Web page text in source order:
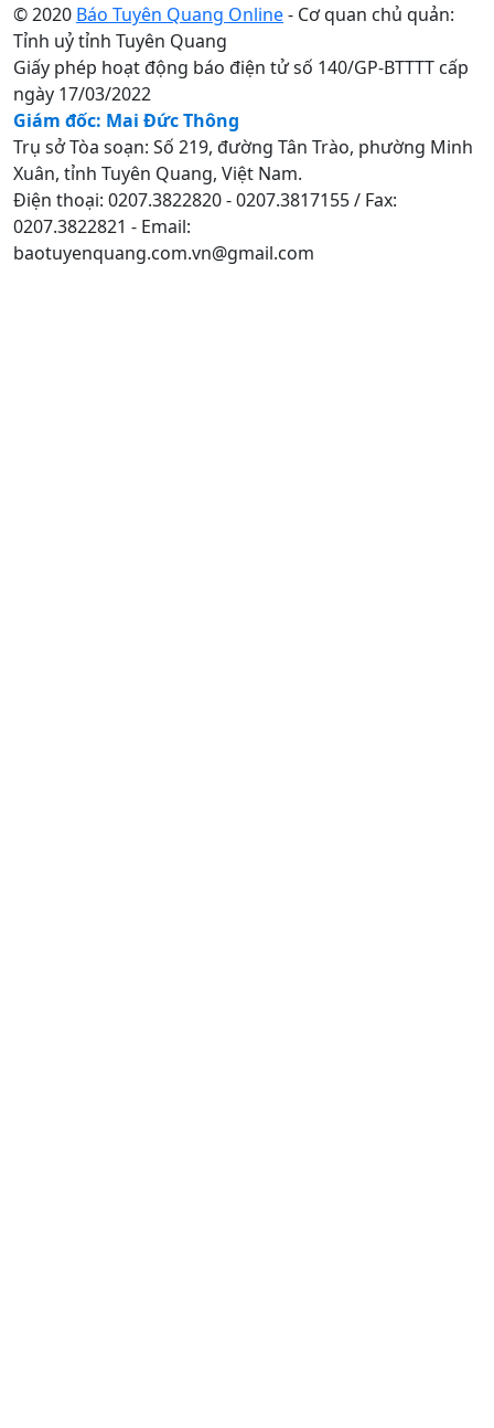
© 2020 Báo Tuyên Quang Online- Cơ quan chủ quản:
Tỉnh uỷ tỉnh Tuyên Quang
Giấy phép hoạt động báo điện tử số 140/GP-BTTTT cấp
ngày 17/03/2022
Giám đốc: Mai Đức Thông
Trụ sở Tòa soạn: Số 219, đường Tân Trào, phường Minh
Xuân, tỉnh Tuyên Quang, Việt Nam.
Điện thoại: 0207.3822820 - 0207.3817155 / Fax:
0207.3822821 - Email:
baotuyenquang.com.vn@gmail.com